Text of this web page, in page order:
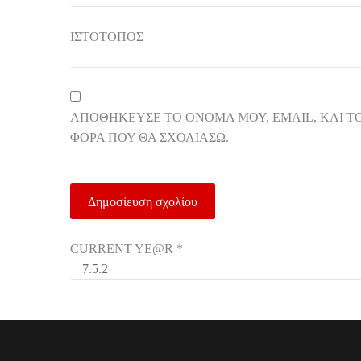
ΙΣΤΌΤΟΠΟΣ
ΑΠΟΘΉΚΕΥΣΕ ΤΟ ΌΝΟΜΆ ΜΟΥ, EMAIL, ΚΑΙ
ΦΟΡΆ ΠΟΥ ΘΑ ΣΧΟΛΙΆΣΩ.
CURRENT YE@R *